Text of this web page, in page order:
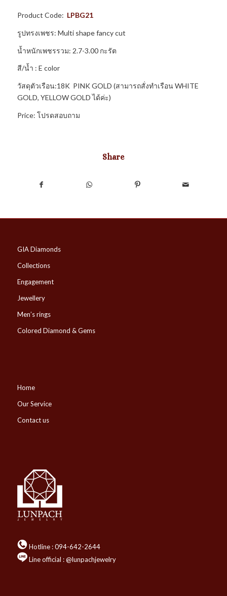
Product Code: LPBG21
รูปทรงเพชร: Multi shape fancy cut
น้ำหนักเพชรรวม: 2.7-3.00 กะรัต
สี/น้ำ : E color
วัสดุตัวเรือน:18K PINK GOLD (สามารถสั่งทำเรือน WHITE
GOLD, YELLOW GOLD ได้ค่ะ)
Price: โปรดสอบถาม
Share
GIA Diamonds
Collections
Engagement
Jewellery
Men’s rings
Colored Diamond & Gems
Home
Our Service
Contact us
Hotline :094-642-2644
Line official : @lunpachjewelry